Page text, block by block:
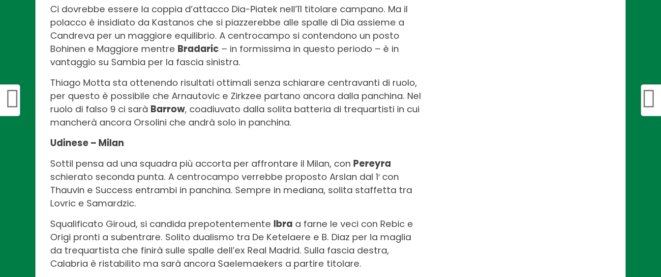
Ci dovrebbe essere la coppia d’attacco Dia-Piatek nell’11 titolare campano. Ma il
polacco è insidiato da Kastanos che si piazzerebbe alle spalle di Dia assieme a
Candreva per un maggiore equilibrio. A centrocampo si contendono un posto
Bohinen e Maggiore mentre Bradaric – in formissima in questo periodo – è in
vantaggio su Sambia per la fascia sinistra.
Thiago Motta sta ottenendo risultati ottimali senza schiarare centravanti di ruolo,
per questo è possibile che Arnautovic e Zirkzee partano ancora dalla panchina. Nel
ruolo di falso 9 ci sarà Barrow, coadiuvato dalla solita batteria di trequartisti in cui
mancherà ancora Orsolini che andrà solo in panchina.
Udinese – Milan
Sottil pensa ad una squadra più accorta per affrontare il Milan, con Pereyra
schierato seconda punta. A centrocampo verrebbe proposto Arslan dal 1′ con
Thauvin e Success entrambi in panchina. Sempre in mediana, solita staffetta tra
Lovric e Samardzic.
Squalificato Giroud, si candida prepotentemente Ibra a farne le veci con Rebic e
Origi pronti a subentrare. Solito dualismo tra De Ketelaere e B. Diaz per la maglia
da trequartista che finirà sulle spalle dell’ex Real Madrid. Sulla fascia destra,
Calabria è ristabilito ma sarà ancora Saelemaekers a partire titolare.